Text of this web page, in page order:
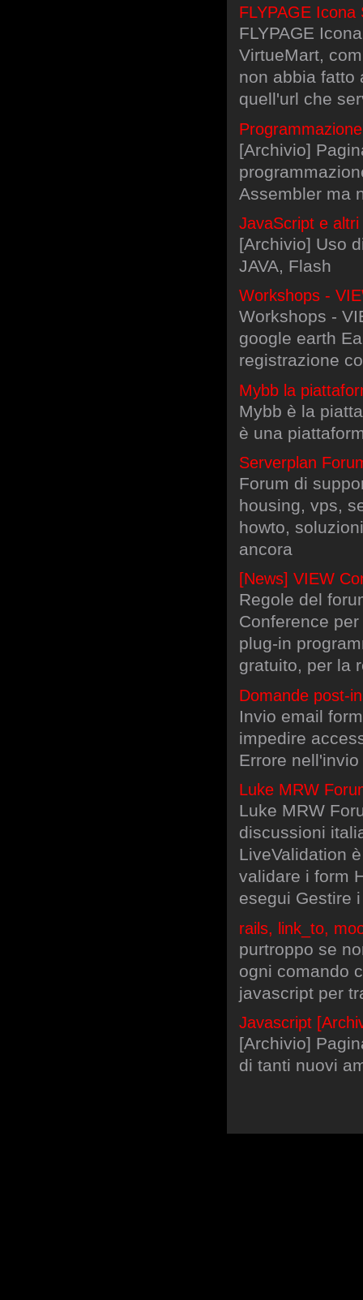
FLYPAGE
FLYPAGE
VirtueMart,
non abbia fatto
quell'url che
[Archivio]
Assembler ma
JavaScript e
[Archivio] Uso
JAVA, Flash
Workshops -
Workshops -
google earth
registrazione
Mybb la
Mybb è la
è una
Serverplan
Forum di
housing, vps,
howto,
ancora
[News] VIEW
Regole del
Conference
plug-in
gratuito, per la
Domande post-
Invio email
impedire
Errore
Luke MRW
Luke MRW
discussioni
LiveValidation
validare i form
esegui Gestire
rails, link_to,
purtroppo se
ogni comando
javascript per
Javascript
[Archivio]
di tanti nuovi